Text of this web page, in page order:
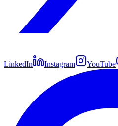
LinkedIn Instagram YouTube